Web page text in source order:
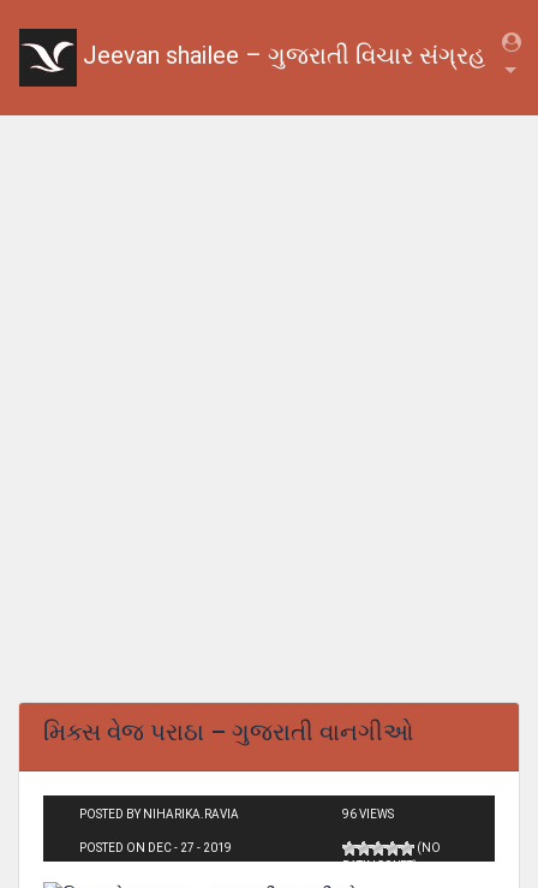
Jeevan shailee – ગુજરાતી વિચાર સંગ્રહ
મિક્સ વેજ પરાઠા – ગુજરાતી વાનગીઓ
POSTED BY NIHARIKA.RAVIA
POSTED ON DEC - 27 - 2019
96 VIEWS
(NO
RATINGS YET)